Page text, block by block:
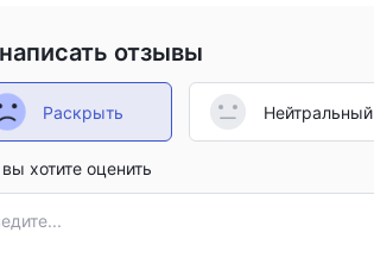
написать отзывы
Раскрыть Нейтральный
хотите оценить